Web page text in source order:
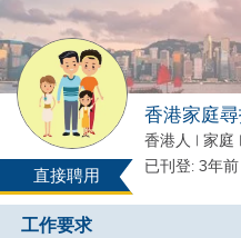
直接聘用
香港家庭
香港人 | 家庭 |
已刊登: 3年前
工作要求